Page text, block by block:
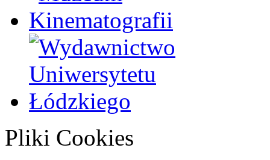
Pliki Cookies